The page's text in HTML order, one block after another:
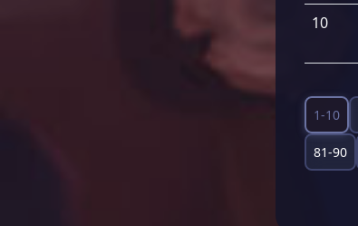
10
1-10
81-90